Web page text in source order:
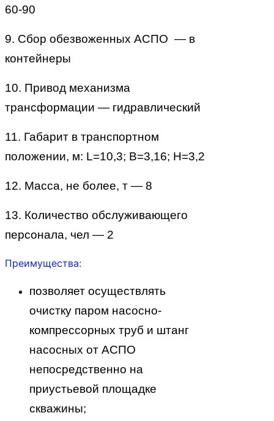
60-90
9. Сбор обезвоженных АСПО — в
контейнеры
10. Привод механизма
трансформации — гидравлический
11. Габарит в транспортном
положении, м: L=10,3; B=3,16; H=3,2
12. Масса, не более, т — 8
13. Количество обслуживающего
персонала, чел — 2
Преимущества:
позволяет осуществлять
очистку паром насосно-
компрессорных труб и штанг
насосных от АСПО
непосредственно на
приустьевой площадке
скважины;